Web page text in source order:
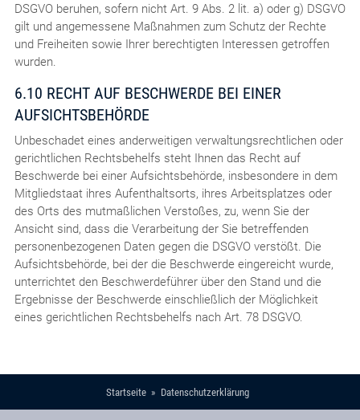
DSGVO beruhen, sofern nicht Art. 9 Abs. 2 lit. a) oder g) DSGVO
gilt und angemessene Maßnahmen zum Schutz der Rechte
und Freiheiten sowie Ihrer berechtigten Interessen getroffen
wurden.
6.10 RECHT AUF BESCHWERDE BEI EINER
AUFSICHTSBEHÖRDE
Unbeschadet eines anderweitigen verwaltungsrechtlichen oder
gerichtlichen Rechtsbehelfs steht Ihnen das Recht auf
Beschwerde bei einer Aufsichtsbehörde, insbesondere in dem
Mitgliedstaat ihres Aufenthaltsorts, ihres Arbeitsplatzes oder
des Orts des mutmaßlichen Verstoßes, zu, wenn Sie der
Ansicht sind, dass die Verarbeitung der Sie betreffenden
personenbezogenen Daten gegen die DSGVO verstößt. Die
Aufsichtsbehörde, bei der die Beschwerde eingereicht wurde,
unterrichtet den Beschwerdeführer über den Stand und die
Ergebnisse der Beschwerde einschließlich der Möglichkeit
eines gerichtlichen Rechtsbehelfs nach Art. 78 DSGVO.
Startseite Datenschutzerklärung